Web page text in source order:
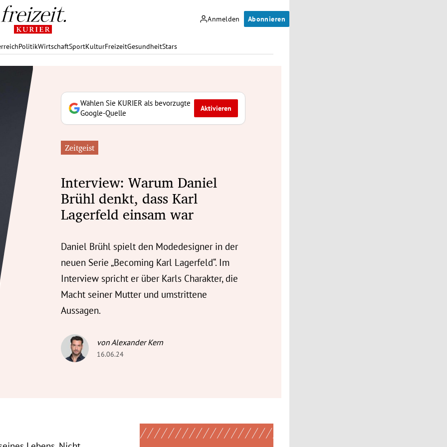
Anmelden Abonnieren
PolitikWirtschaftSportKulturFreizeitGesundheitStars
Wählen Sie KURIER als bevorzugte
Google-Quelle
Aktivieren
Zeitgeist
Interview: Warum Daniel
Brühl denkt, dass Karl
Lagerfeld einsam war
Daniel Brühl spielt den Modedesigner in der
neuen Serie „Becoming Karl Lagerfeld“. Im
Interview spricht er über Karls Charakter, die
Macht seiner Mutter und umstrittene
Aussagen.
von Alexander Kern
16.06.24